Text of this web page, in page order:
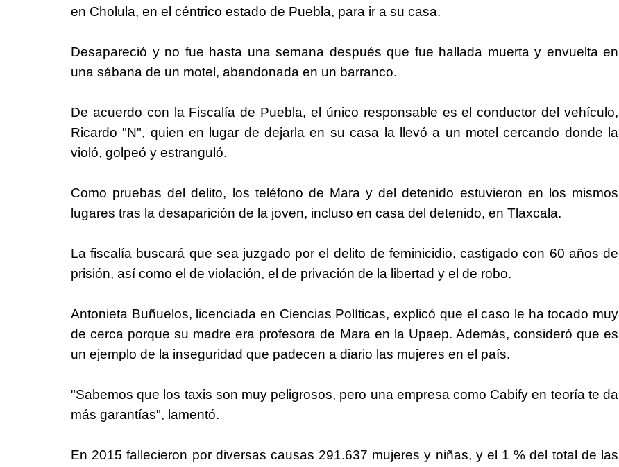
en Cholula, en el céntrico estado de Puebla, para ir a su casa.
Desapareció y no fue hasta una semana después que fue hallada muerta y envuelta en
una sábana de un motel, abandonada en un barranco.
De acuerdo con la Fiscalía de Puebla, el único responsable es el conductor del vehículo,
Ricardo "N", quien en lugar de dejarla en su casa la llevó a un motel cercando donde la
violó, golpeó y estranguló.
Como pruebas del delito, los teléfono de Mara y del detenido estuvieron en los mismos
lugares tras la desaparición de la joven, incluso en casa del detenido, en Tlaxcala.
La fiscalía buscará que sea juzgado por el delito de feminicidio, castigado con 60 años de
prisión, así como el de violación, el de privación de la libertad y el de robo.
Antonieta Buñuelos, licenciada en Ciencias Políticas, explicó que el caso le ha tocado muy
de cerca porque su madre era profesora de Mara en la Upaep. Además, consideró que es
un ejemplo de la inseguridad que padecen a diario las mujeres en el país.
"Sabemos que los taxis son muy peligrosos, pero una empresa como Cabify en teoría te da
más garantías", lamentó.
En 2015 fallecieron por diversas causas 291.637 mujeres y niñas, y el 1 % del total de las